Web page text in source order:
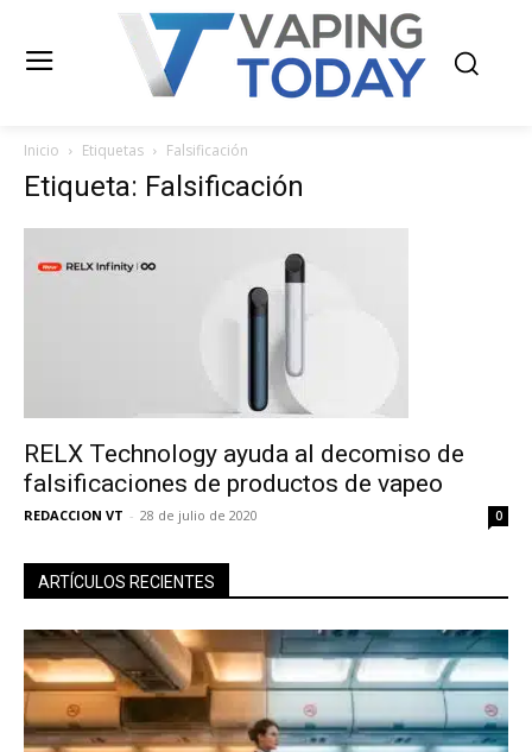
Inicio Etiquetas Falsificación
Etiqueta: Falsificación
RELX Technology ayuda al decomiso de
falsificaciones de productos de vapeo
REDACCION VT - 28 de julio de 2020 0
ARTÍCULOS RECIENTES